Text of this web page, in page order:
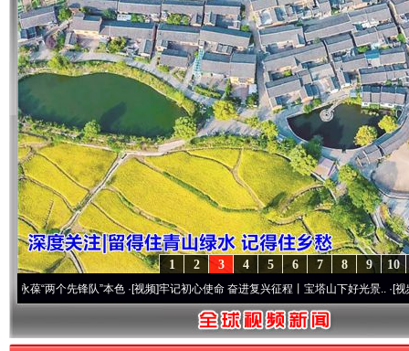
10
9
8
7
6
5
4
3
2
1
两个先锋队”本色·[视频]牢记初心使命 奋进复兴征程丨宝塔山下好光景..·[视频]因党